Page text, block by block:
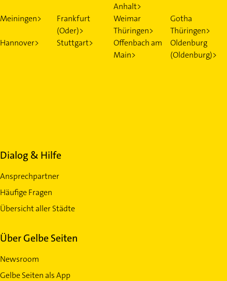
Anhalt>
Meiningen>
Frankfurt
(Oder)>
Weimar
Thüringen>
Gotha
Thüringen>
Hannover>
Stuttgart>
Offenbach am
Main>
Oldenburg
(Oldenburg)>
Dialog & Hilfe
Ansprechpartner
Häufige Fragen
Übersicht aller Städte
Über Gelbe Seiten
Newsroom
Gelbe Seiten als App